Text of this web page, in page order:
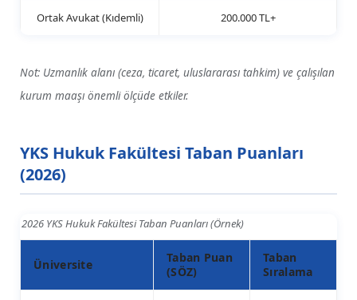
Ortak Avukat (Kıdemli) 200.000 TL+
Not: Uzmanlık alanı (ceza, ticaret, uluslararası tahkim) ve çalışılan
kurum maaşı önemli ölçüde etkiler.
YKS Hukuk Fakültesi Taban Puanları
(2026)
2026 YKS Hukuk Fakültesi Taban Puanları (Örnek)
Üniversite
Taban Puan
(SÖZ)
Taban
Sıralama